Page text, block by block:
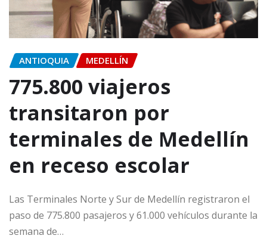
ANTIOQUIA MEDELLÍN
775.800 viajeros
transitaron por
terminales de Medellín
en receso escolar
Las Terminales Norte y Sur de Medellín registraron el
paso de 775.800 pasajeros y 61.000 vehículos durante la
semana de…